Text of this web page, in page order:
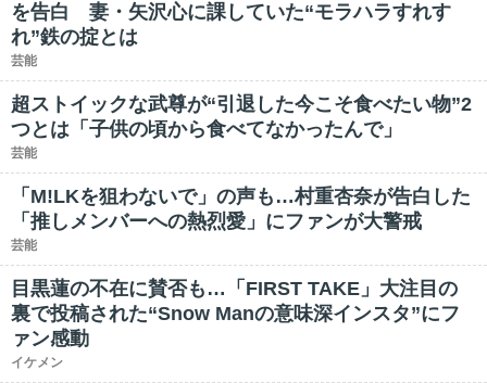
を告白 妻・矢沢心に課していた“モラハラすれす
れ”鉄の掟とは
芸能
超ストイックな武尊が“引退した今こそ食べたい物”2
つとは「子供の頃から食べてなかったんで」
芸能
「M!LKを狙わないで」の声も…村重杏奈が告白した
「推しメンバーへの熱烈愛」にファンが大警戒
芸能
目黒蓮の不在に賛否も…「FIRST TAKE」大注目の
裏で投稿された“Snow Manの意味深インスタ”にフ
ァン感動
イケメン